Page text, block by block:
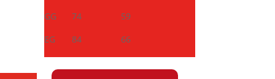
GG
74
59
EG
84 66